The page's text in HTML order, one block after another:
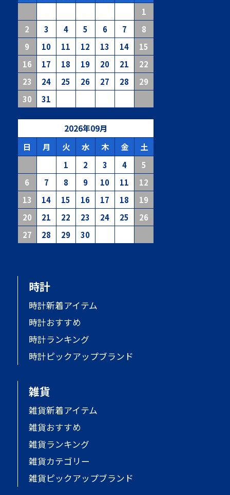
1
2
3 4 5 6 7
8
9
10 11 12 13 14
15
16
17 18 19 20 21
22
23
24 25 26 27 28
29
30
31
2026年09月
日
月 火 水 木 金 土
1 2 3 4
5
6
7 8 9 10 11
12
13
14 15 16 17 18
19
20
21 22 23 24 25
26
27
28 29 30
時計
時計新着アイテム
時計おすすめ
時計ランキング
時計ピックアップブランド
雑貨
雑貨新着アイテム
雑貨おすすめ
雑貨ランキング
雑貨カテゴリー
雑貨ピックアップブランド